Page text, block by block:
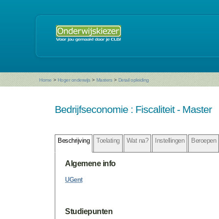
Home > Hoger onderwijs > Masters > Detail opleiding
Bedrijfseconomie : Fiscaliteit - Master
Beschrijving Toelating Wat na? Instellingen Beroepen
Algemene info
UGent
Studiepunten